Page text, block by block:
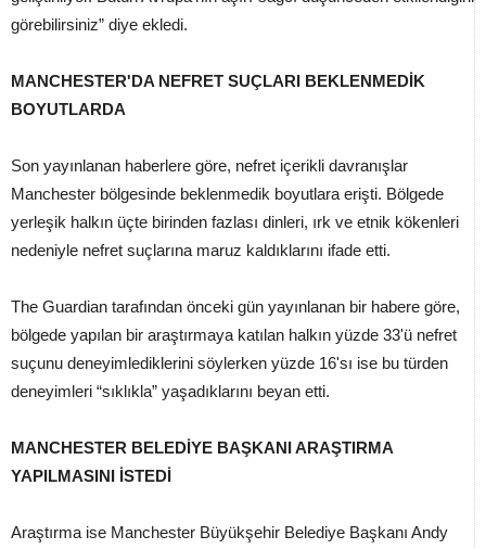
görebilirsiniz” diye ekledi.
MANCHESTER'DA NEFRET SUÇLARI BEKLENMEDİK
BOYUTLARDA
Son yayınlanan haberlere göre, nefret içerikli davranışlar
Manchester bölgesinde beklenmedik boyutlara erişti. Bölgede
yerleşik halkın üçte birinden fazlası dinleri, ırk ve etnik kökenleri
nedeniyle nefret suçlarına maruz kaldıklarını ifade etti.
The Guardian tarafından önceki gün yayınlanan bir habere göre,
bölgede yapılan bir araştırmaya katılan halkın yüzde 33'ü nefret
suçunu deneyimlediklerini söylerken yüzde 16'sı ise bu türden
deneyimleri “sıklıkla” yaşadıklarını beyan etti.
MANCHESTER BELEDİYE BAŞKANI ARAŞTIRMA
YAPILMASINI İSTEDİ
Araştırma ise Manchester Büyükşehir Belediye Başkanı Andy